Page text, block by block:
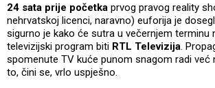
24 sata prije početka prvog pravog reality
nehrvatskoj licenci, naravno) euforija je
sigurno je kako će sutra u večernjem terminu
televizijski program biti RTL Televizija.
spomenute TV kuće punom snagom radi već
to, čini se, vrlo uspješno.